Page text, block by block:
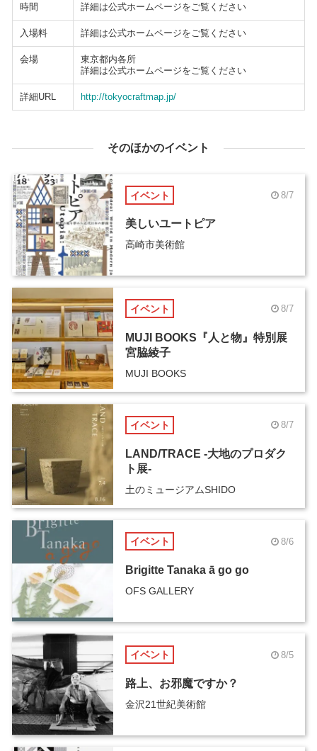
時間 詳細は公式ホームページをご覧ください
入場料 詳細は公式ホームページをご覧ください
会場
東京都内各所
詳細は公式ホームページをご覧ください
詳細URL http://tokyocraftmap.jp/
そのほかのイベント
イベント 8/7
美しいユートピア
高崎市美術館
イベント 8/7
MUJI BOOKS『人と物』特別展
宮脇綾子
MUJI BOOKS
イベント 8/7
LAND/TRACE -大地のプロダク
ト展-
土のミュージアムSHIDO
イベント 8/6
Brigitte Tanaka ā go go
OFS GALLERY
イベント 8/5
路上、お邪魔ですか？
金沢21世紀美術館